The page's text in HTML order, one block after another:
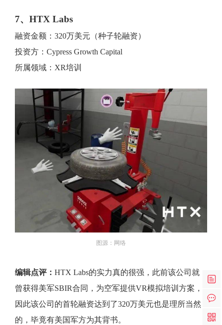
7、HTX Labs
融资金额：320万美元（种子轮融资）
投资方：Cypress Growth Capital
所属领域：XR培训
图源：网络
编辑点评： HTX Labs的实力真的很强，此前该公司就
曾获得美军SBIR合同，为空军提供VR模拟培训方案，
因此该公司的首轮融资达到了320万美元也是理所当然
的，毕竟有美国军方为其背书。